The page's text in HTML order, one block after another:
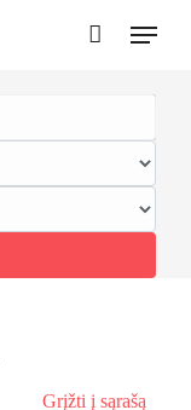
Menu
Grįžti į sąrašą